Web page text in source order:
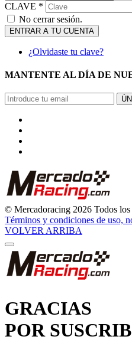
CLAVE *
No cerrar sesión.
ENTRAR A TU CUENTA
¿Olvidaste tu clave?
MANTENTE AL DÍA DE
© Mercadoracing 2026 Todos los
Términos y condiciones de uso,
VOLVER ARRIBA
GRACIAS
POR